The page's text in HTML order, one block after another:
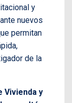
y
nuevos
permitan
de la
Vivienda y